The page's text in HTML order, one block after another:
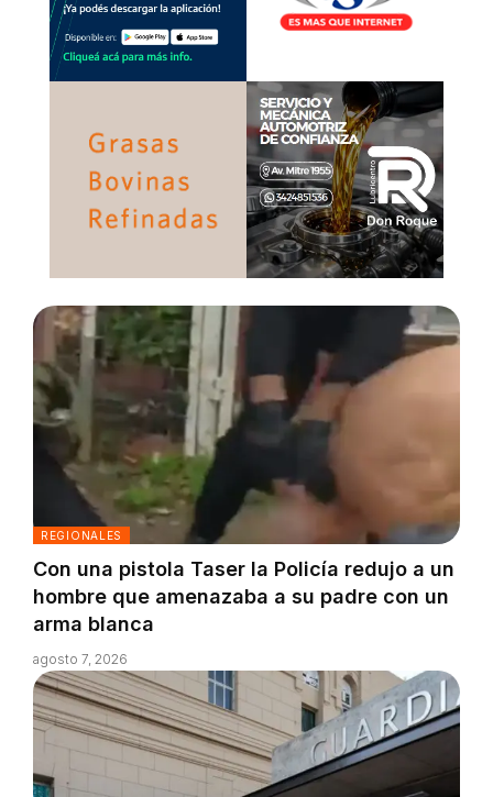
REGIONALES
Con una pistola Taser la Policía redujo a un
hombre que amenazaba a su padre con un
arma blanca
agosto 7, 2026